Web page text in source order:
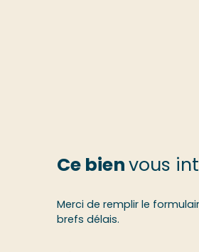
Ce bienvous
Merci de remplir le
brefs délais.